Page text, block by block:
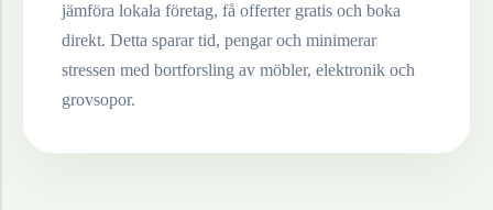
jämföra lokala företag, få offerter gratis och boka
direkt. Detta sparar tid, pengar och minimerar
stressen med bortforsling av möbler, elektronik och
grovsopor.